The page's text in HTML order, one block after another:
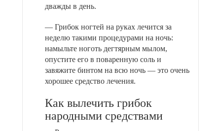
дважды в день.
— Грибок ногтей на руках лечится за
неделю такими процедурами на ночь:
намыльте ноготь дегтярным мылом,
опустите его в поваренную соль и
завяжите бинтом на всю ночь — это очень
хорошее средство лечения.
Как вылечить грибок
народными средствами